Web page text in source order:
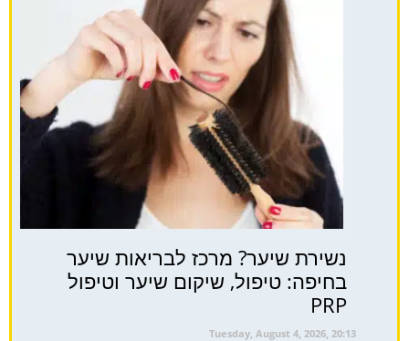
נשירת שיער? מרכז לבריאות שיער
בחיפה: טיפול, שיקום שיער וטיפול
PRP
Tuesday, August 4, 2026, 20:13